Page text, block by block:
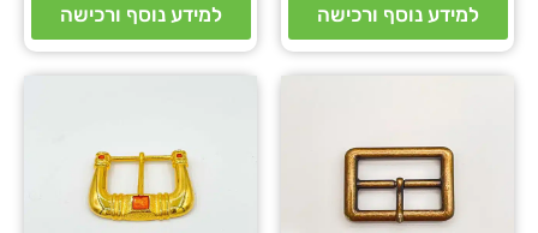
למידע נוסף ורכישה למידע נוסף ורכישה